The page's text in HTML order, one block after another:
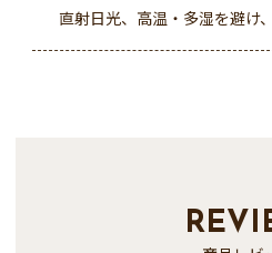
直射日光、高温・多湿を避け